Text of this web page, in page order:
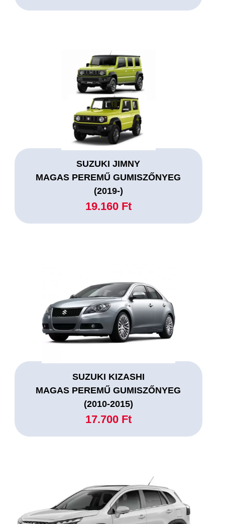
SUZUKI JIMNY
MAGAS PEREMŰ GUMISZŐNYEG
(2019-)
19.160 Ft
SUZUKI KIZASHI
MAGAS PEREMŰ GUMISZŐNYEG
(2010-2015)
17.700 Ft